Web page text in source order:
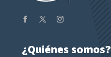
¿Quiénes somos?